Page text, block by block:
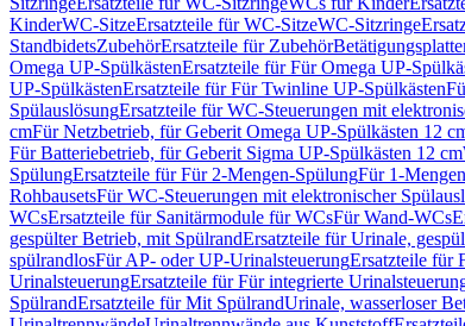
KinderWC-SitzeErsatzteile für WC-SitzeWC-Sitzringe
StandbidetsZubehörErsatzteile für Zubehör
Omega UP-SpülkästenErsatzteile für Für Omega UP-
UP-SpülkästenErsatzteile für Für Twinline UP-Spülkästen
SpülauslösungErsatzteile für WC-Steuerungen mit
cmFür Netzbetrieb, für Geberit Omega UP-Spülkästen 12
Für Batteriebetrieb, für Geberit Sigma UP-Spülkästen 12 cm
SpülungErsatzteile für Für 2-Mengen-SpülungFür 1-
RohbausetsFür WC-Steuerungen mit elektronischer
WCsErsatzteile für Sanitärmodule für WCsFür Wand-WCs
gespülter Betrieb, mit SpülrandErsatzteile für Urinale,
spülrandlosFür AP- oder UP-UrinalsteuerungErsatzteile für
UrinalsteuerungErsatzteile für Für integrierte
SpülrandErsatzteile für Mit SpülrandUrinale, wasserloser